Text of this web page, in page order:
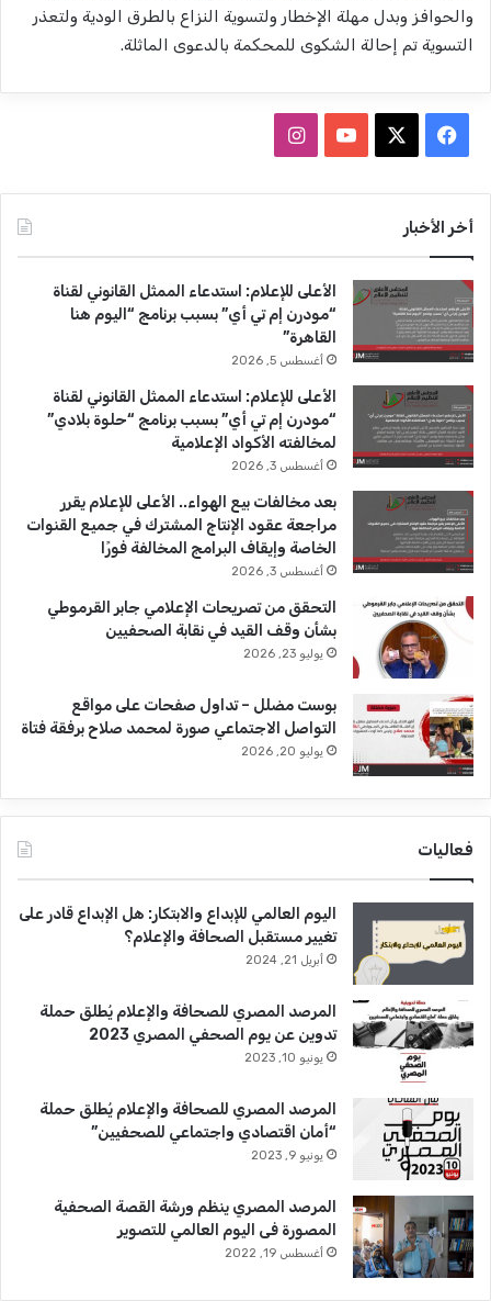
والحوافز وبدل مهلة الإخطار ولتسوية النزاع بالطرق الودية ولتعذر
التسوية تم إحالة الشكوى للمحكمة بالدعوى الماثلة.
س
و
ك
T
u
b
e
ق
ا
م
أخر الأخبار
الأعلى للإعلام: استدعاء الممثل القانوني لقناة
“مودرن إم تي أي” بسبب برنامج “اليوم هنا
القاهرة”
أغسطس 5, 2026
الأعلى للإعلام: استدعاء الممثل القانوني لقناة
“مودرن إم تي أي” بسبب برنامج “حلوة بلادي”
لمخالفته الأكواد الإعلامية
أغسطس 3, 2026
بعد مخالفات بيع الهواء.. الأعلى للإعلام يقرر
مراجعة عقود الإنتاج المشترك في جميع القنوات
الخاصة وإيقاف البرامج المخالفة فورًا
أغسطس 3, 2026
التحقق من تصريحات الإعلامي جابر القرموطي
بشأن وقف القيد في نقابة الصحفيين
يوليو 23, 2026
بوست مضلل – تداول صفحات على مواقع
التواصل الاجتماعي صورة لمحمد صلاح برفقة فتاة
يوليو 20, 2026
فعاليات
اليوم العالمي للإبداع والابتكار: هل الإبداع قادر على
تغيير مستقبل الصحافة والإعلام؟
أبريل 21, 2024
المرصد المصري للصحافة والإعلام يُطلق حملة
تدوين عن يوم الصحفي المصري 2023
يونيو 10, 2023
المرصد المصري للصحافة والإعلام يُطلق حملة
“أمان اقتصادي واجتماعي للصحفيين”
يونيو 9, 2023
المرصد المصري ينظم ورشة القصة الصحفية
المصورة فى اليوم العالمي للتصوير
أغسطس 19, 2022